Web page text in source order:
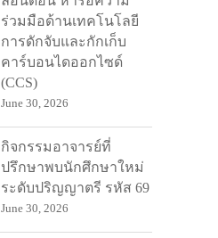
ร่วมมือด้านเทคโนโลยี
การดักจับและกักเก็บ
คาร์บอนไดออกไซด์
(CCS)
June 30, 2026
กิจกรรมอาจารย์ที่
ปรึกษาพบนักศึกษาใหม่
ระดับปริญญาตรี รหัส 69
June 30, 2026